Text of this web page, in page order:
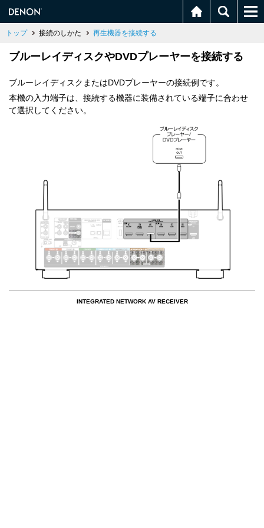
トップ 接続のしかた 再生機器を接続する
ブルーレイディスクやDVDプレーヤーを接続する
ブルーレイディスクまたはDVDプレーヤーの接続例です。
本機の入力端子は、接続する機器に装備されている端子に合わせ
て選択してください。
INTEGRATED NETWORK AV RECEIVER